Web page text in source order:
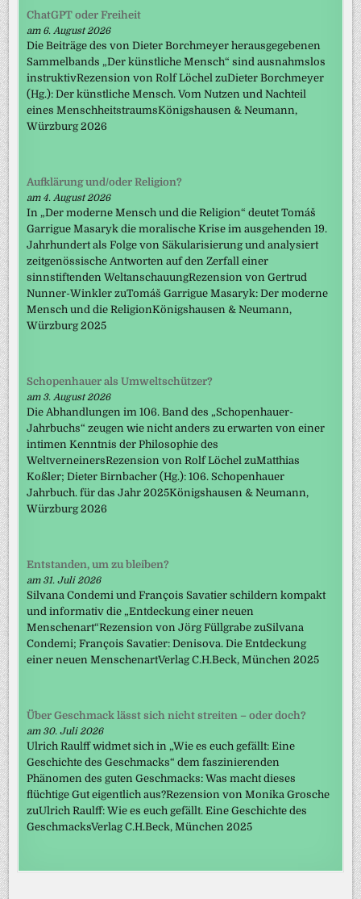
ChatGPT oder Freiheit
am 6. August 2026
Die Beiträge des von Dieter Borchmeyer herausgegebenen
Sammelbands „Der künstliche Mensch“ sind ausnahmslos
instruktivRezension von Rolf Löchel zuDieter Borchmeyer
(Hg.): Der künstliche Mensch. Vom Nutzen und Nachteil
eines MenschheitstraumsKönigshausen & Neumann,
Würzburg 2026
Aufklärung und/oder Religion?
am 4. August 2026
In „Der moderne Mensch und die Religion“ deutet Tomáš
Garrigue Masaryk die moralische Krise im ausgehenden 19.
Jahrhundert als Folge von Säkularisierung und analysiert
zeitgenössische Antworten auf den Zerfall einer
sinnstiftenden WeltanschauungRezension von Gertrud
Nunner-Winkler zuTomáš Garrigue Masaryk: Der moderne
Mensch und die ReligionKönigshausen & Neumann,
Würzburg 2025
Schopenhauer als Umweltschützer?
am 3. August 2026
Die Abhandlungen im 106. Band des „Schopenhauer-
Jahrbuchs“ zeugen wie nicht anders zu erwarten von einer
intimen Kenntnis der Philosophie des
WeltverneinersRezension von Rolf Löchel zuMatthias
Koßler; Dieter Birnbacher (Hg.): 106. Schopenhauer
Jahrbuch. für das Jahr 2025Königshausen & Neumann,
Würzburg 2026
Entstanden, um zu bleiben?
am 31. Juli 2026
Silvana Condemi und François Savatier schildern kompakt
und informativ die „Entdeckung einer neuen
Menschenart“Rezension von Jörg Füllgrabe zuSilvana
Condemi; François Savatier: Denisova. Die Entdeckung
einer neuen MenschenartVerlag C.H.Beck, München 2025
Über Geschmack lässt sich nicht streiten – oder doch?
am 30. Juli 2026
Ulrich Raulff widmet sich in „Wie es euch gefällt: Eine
Geschichte des Geschmacks“ dem faszinierenden
Phänomen des guten Geschmacks: Was macht dieses
flüchtige Gut eigentlich aus?Rezension von Monika Grosche
zuUlrich Raulff: Wie es euch gefällt. Eine Geschichte des
GeschmacksVerlag C.H.Beck, München 2025